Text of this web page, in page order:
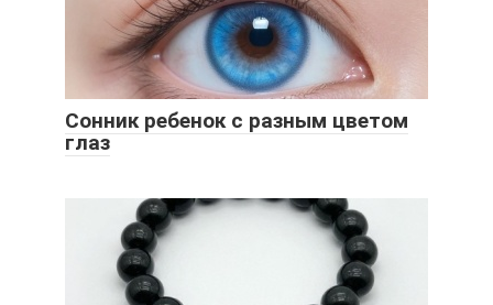
Сонник ребенок с разным цветом
глаз